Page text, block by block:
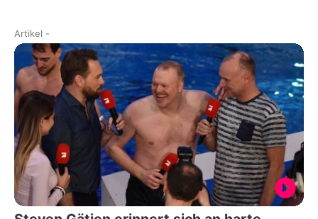
Artikel -